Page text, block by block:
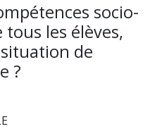
socio-
les élèves,
de
?